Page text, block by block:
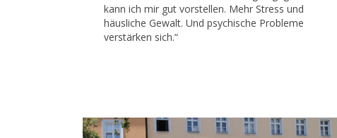
kann ich mir gut vorstellen. Mehr Stress und
häusliche Gewalt. Und psychische Probleme
verstärken sich.“